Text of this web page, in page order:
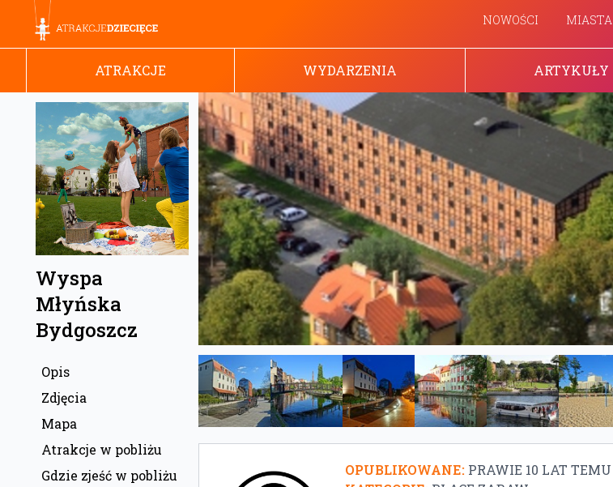
NOWOŚCI MIASTA
ATRAKCJE WYDARZENIA ARTYKUŁY
Wyspa
Młyńska
Bydgoszcz
Opis
Zdjęcia
Mapa
Atrakcje w pobliżu
Gdzie zjeść w pobliżu
OPUBLIKOWANE: PRAWIE 10 LAT TEMU